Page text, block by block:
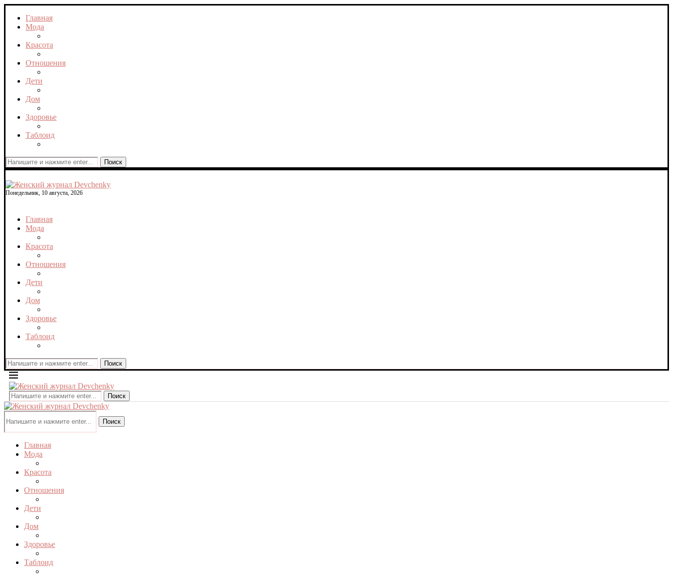
Главная
Мода
Красота
Отношения
Дети
Дом
Здоровье
Таблоид
Поиск
Понедельник, 10 августа, 2026
Главная
Мода
Красота
Отношения
Дети
Дом
Здоровье
Таблоид
Поиск
Поиск
Поиск
Главная
Мода
Красота
Отношения
Дети
Дом
Здоровье
Таблоид